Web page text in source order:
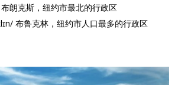
朗克斯，纽约市最北的行政区
布鲁克林，纽约市人口最多的行政区